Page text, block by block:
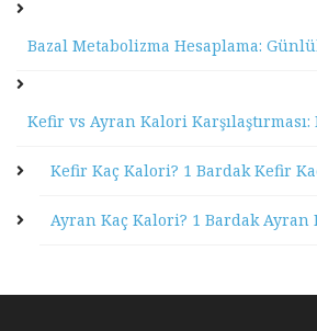
Bazal Metabolizma Hesaplama:
Kefir vs Ayran Kalori
Kefir Kaç Kalori? 1 Bardak Kefir
Ayran Kaç Kalori? 1 Bardak Ayran